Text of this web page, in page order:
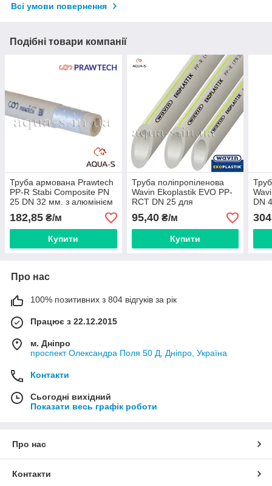
Всі умови повернення
Подібні товари компанії
Труба армована Prawtech
PP-R Stabi Composite PN
25 DN 32 мм. з алюмінієм
182,85 ₴/м
Купити
Труба поліпропіленова
Wavin Ekoplastik EVO PP-
RCT DN 25 для
95,40₴/м
Купити
DN
Про нас
100% позитивних з 804 відгуків за рік
Працює з 22.12.2015
м. Дніпро
проспект Олександра Поля 50 Д, Дніпро, Україна
Контакти
Сьогодні вихідний
Показати весь графік роботи
Про нас
Контакти